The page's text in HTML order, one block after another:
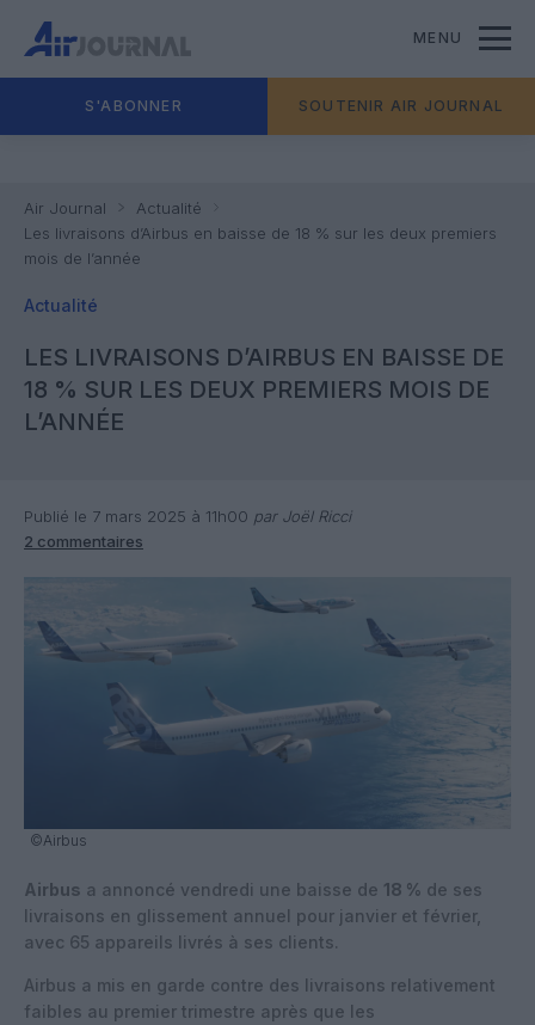
MENU
S'ABONNER SOUTENIR AIR JOURNAL
Air Journal
Actualité
Les livraisons d’Airbus en baisse de 18 % sur les deux premiers
mois de l’année
Actualité
LES LIVRAISONS D’AIRBUS EN BAISSE DE
18 % SUR LES DEUX PREMIERS MOIS DE
L’ANNÉE
Publié le 7 mars 2025 à 11h00 par Joël Ricci
2 commentaires
©Airbus
Airbus a annoncé vendredi une baisse de 18 % de ses
livraisons en glissement annuel pour janvier et février,
avec 65 appareils livrés à ses clients.
Airbus a mis en garde contre des livraisons relativement
faibles au premier trimestre après que les